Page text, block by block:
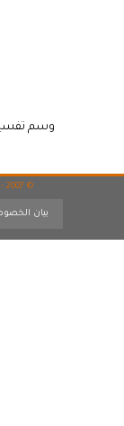
وسم
© 2007 - 2026
بيان